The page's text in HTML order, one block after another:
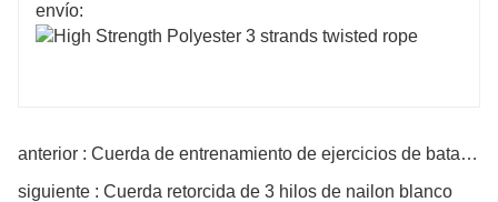
envío:
anterior : Cuerda de entrenamiento de ejercicios de batalla con cubierta protectora
siguiente : Cuerda retorcida de 3 hilos de nailon blanco